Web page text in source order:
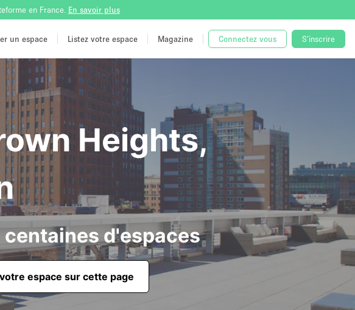
en France. En savoir plus
un espace Listez votre espace Magazine Connectez vous S'inscrire
Heights,
d'espaces
espace sur cette page